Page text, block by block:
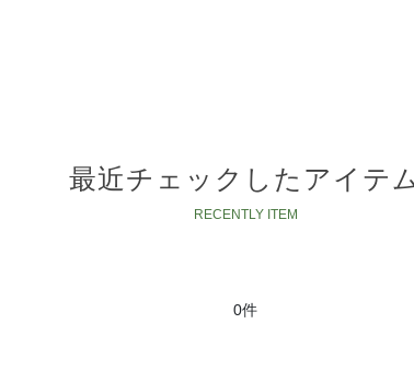
最近チェックしたアイテ
0件